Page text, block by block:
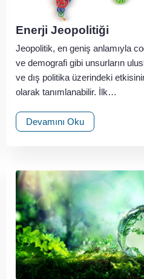
Enerji Jeopolitiği
Jeopolitik, en geniş anlamıyla
ve demografi gibi unsurların
ve dış politika üzerindeki
olarak tanımlanabilir. İlk…
Devamını Oku